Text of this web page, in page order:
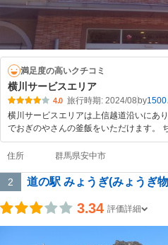
満足度の高いクチコミ
横川サービスエリア
4.0 旅行時期: 2024/08 by1500
横川サービスエリアは上信越道沿いにあ
でおぎのやさんの釜飯をいただけます。
住所 群馬県安中市
2 道の駅 みょうぎ(みょうぎ
3.34 評価詳細